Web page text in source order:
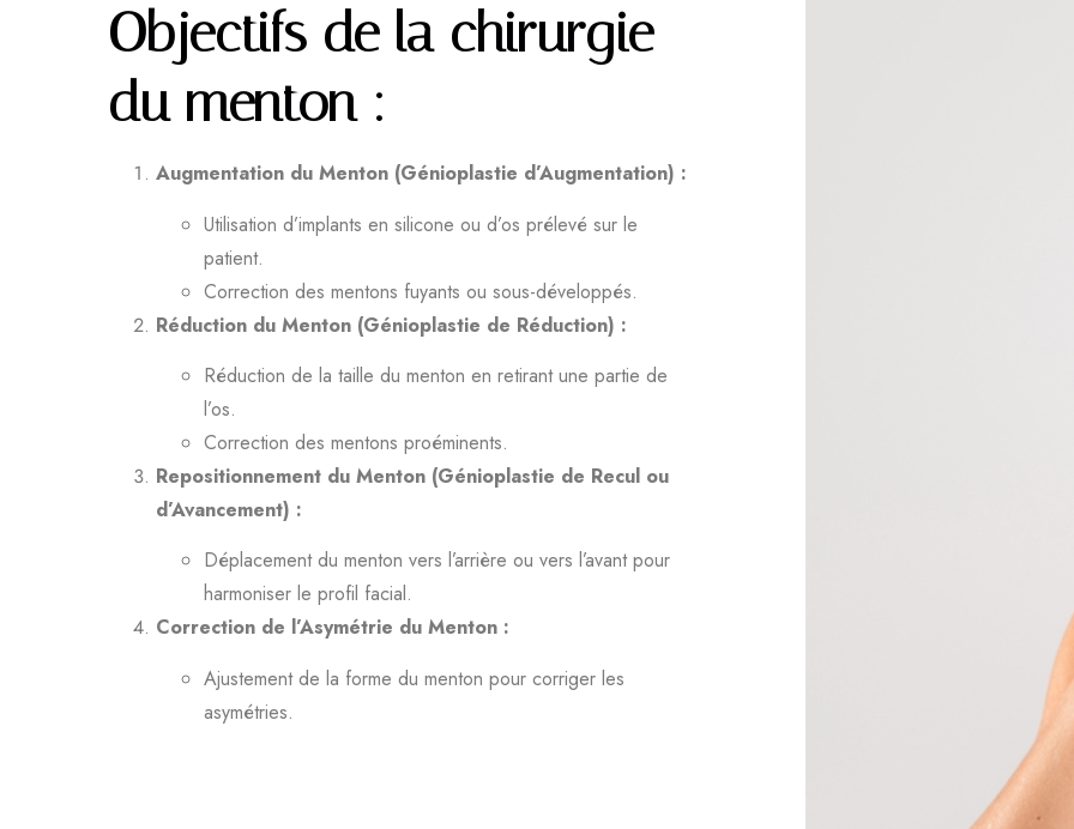
Objectifs de la chirurgie
du menton :
Augmentation du Menton (Génioplastie d’Augmentation) :
Utilisation d’implants en silicone ou d’os prélevé sur le
patient.
Correction des mentons fuyants ou sous-développés.
Réduction du Menton (Génioplastie de Réduction) :
Réduction de la taille du menton en retirant une partie de
l’os.
Correction des mentons proéminents.
Repositionnement du Menton (Génioplastie de Recul ou
d’Avancement) :
Déplacement du menton vers l’arrière ou vers l’avant pour
harmoniser le profil facial.
Correction de l’Asymétrie du Menton :
Ajustement de la forme du menton pour corriger les
asymétries.